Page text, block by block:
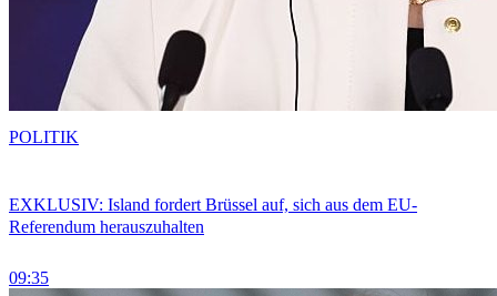
EXKLUSIV: Island fordert Brüssel auf, sich aus dem EU-
Referendum herauszuhalten
09:35
POLITIK